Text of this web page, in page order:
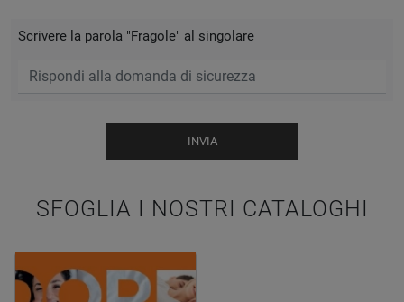
SFOGLIA I NOSTRI CATALOGHI
Scrivere la parola "Fragole" al singolare
INVIA